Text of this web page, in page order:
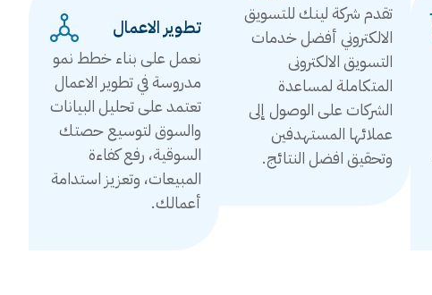
تقدم شركة لينك للتسويق
الالكتروني أفضل خدمات
التسويق الالكترونى
المتكاملة لمساعدة
الشركات على الوصول إلى
عملائها المستهدفين
وتحقيق افضل النتائج.
تطوير الاعمال
نعمل على بناء خطط نمو
مدروسة في تطوير الاعمال
تعتمد على تحليل البيانات
والسوق لتوسيع حصتك
السوقية، رفع كفاءة
المبيعات، وتعزيز استدامة
أعمالك.